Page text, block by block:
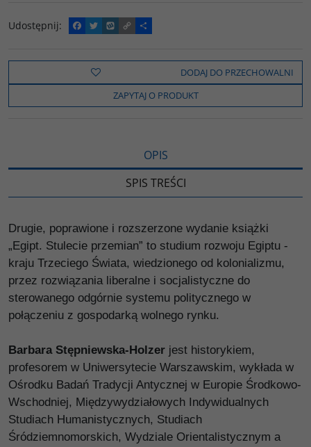
Udostępnij:
F
a
e
o
k
T
w
t
t
e
W
y
o
C
o
y
i
n
k
P
o
z
e
l
s
DODAJ DO PRZECHOWALNI
ZAPYTAJ O PRODUKT
OPIS
SPIS TREŚCI
Drugie, poprawione i rozszerzone wydanie książki
„Egipt. Stulecie przemian” to studium rozwoju Egiptu -
kraju Trzeciego Świata, wiedzionego od kolonializmu,
przez rozwiązania liberalne i socjalistyczne do
sterowanego odgórnie systemu politycznego w
połączeniu z gospodarką wolnego rynku.
Barbara Stępniewska-Holzer jest historykiem,
profesorem w Uniwersytecie Warszawskim, wykłada w
Ośrodku Badań Tradycji Antycznej w Europie Środkowo-
Wschodniej, Międzywydziałowych Indywidualnych
Studiach Humanistycznych, Studiach
Śródziemnomorskich, Wydziale Orientalistycznym a